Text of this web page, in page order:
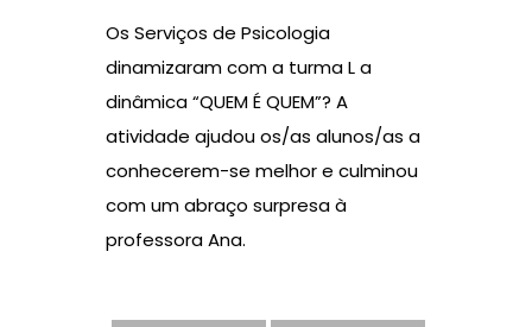
Os Serviços de Psicologia
dinamizaram com a turma L a
dinâmica “QUEM É QUEM”? A
atividade ajudou os/as alunos/as a
conhecerem-se melhor e culminou
com um abraço surpresa à
professora Ana.